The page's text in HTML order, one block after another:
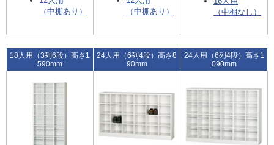
（中棚あり）
（中棚あり）
（中棚なし）
18人用（3列6段）高さ1
590mm
24人用（6列4段）高さ8
90mm
24人用（6列4段）高さ1
090mm